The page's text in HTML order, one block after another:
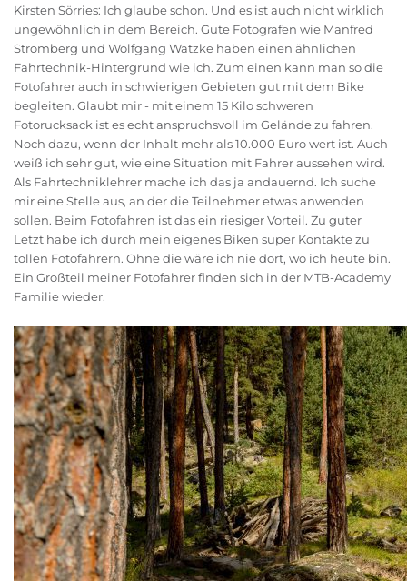
Kirsten Sörries: Ich glaube schon. Und es ist auch nicht wirklich
ungewöhnlich in dem Bereich. Gute Fotografen wie Manfred
Stromberg und Wolfgang Watzke haben einen ähnlichen
Fahrtechnik-Hintergrund wie ich. Zum einen kann man so die
Fotofahrer auch in schwierigen Gebieten gut mit dem Bike
begleiten. Glaubt mir - mit einem 15 Kilo schweren
Fotorucksack ist es echt anspruchsvoll im Gelände zu fahren.
Noch dazu, wenn der Inhalt mehr als 10.000 Euro wert ist. Auch
weiß ich sehr gut, wie eine Situation mit Fahrer aussehen wird.
Als Fahrtechniklehrer mache ich das ja andauernd. Ich suche
mir eine Stelle aus, an der die Teilnehmer etwas anwenden
sollen. Beim Fotofahren ist das ein riesiger Vorteil. Zu guter
Letzt habe ich durch mein eigenes Biken super Kontakte zu
tollen Fotofahrern. Ohne die wäre ich nie dort, wo ich heute bin.
Ein Großteil meiner Fotofahrer finden sich in der MTB-Academy
Familie wieder.